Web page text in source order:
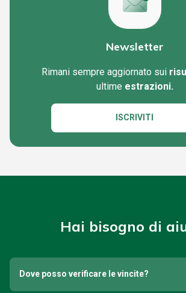
Newsletter
Rimani sempre aggiornato sui
ultime estrazioni.
ISCRIVITI
Hai bisogno di
Dove posso verificare le vincite?